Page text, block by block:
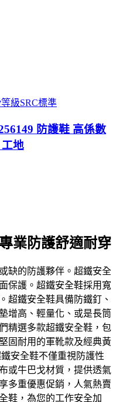
級SRC標準
防護鞋 高係數
地
業防護舒適耐穿
缺的防護夥伴。超鐵安全
保護。超鐵安全鞋採用寬
超鐵安全鞋具備防鐵釘、
增高、輕量化、或是長筒
精選多款超鐵安全鞋，包
固耐用的軍靴款及經典黃
安全鞋不僅重視防護性
或牛巴戈材質，提供透氣
多重優惠促銷，人氣熱賣
鞋，為您的工作安全加